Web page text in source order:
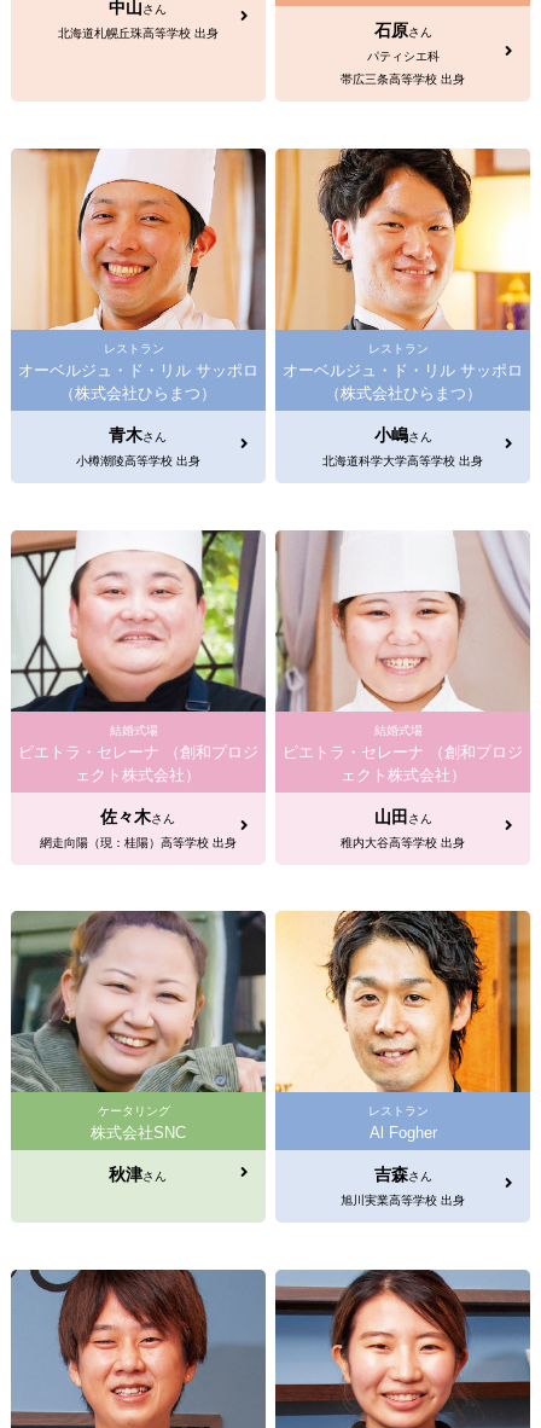
中山さん
北海道札幌丘珠高等学校 出身
石原さん
パティシエ科
帯広三条高等学校 出身
レストラン
オーベルジュ・ド・リル サッポロ
（株式会社ひらまつ）
青木さん
小樽潮陵高等学校 出身
レストラン
オーベルジュ・ド・リル サッポロ
（株式会社ひらまつ）
小嶋さん
北海道科学大学高等学校 出身
結婚式場
ピエトラ・セレーナ （創和プロジ
ェクト株式会社）
佐々木さん
網走向陽（現：桂陽）高等学校 出身
結婚式場
ピエトラ・セレーナ （創和プロジ
ェクト株式会社）
山田さん
稚内大谷高等学校 出身
ケータリング
株式会社SNC
秋津さん
レストラン
Al Fogher
吉森さん
旭川実業高等学校 出身